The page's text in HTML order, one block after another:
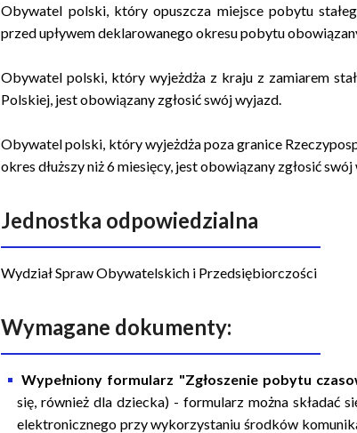
Obywatel polski, który opuszcza miejsce pobytu
przed upływem deklarowanego okresu pobytu
Obywatel polski, który wyjeżdża z kraju z zamiarem
Polskiej, jest obowiązany zgłosić swój wyjazd.
Obywatel polski, który wyjeżdża poza granice
okres dłuższy niż 6 miesięcy, jest obowiązany zgłosić
Jednostka odpowiedzialna
Wydział Spraw Obywatelskich i Przedsiębiorczości
Wymagane dokumenty:
Wypełniony formularz "Zgłoszenie pobytu
się, również dla dziecka) - formularz można składać
elektronicznego przy wykorzystaniu środków